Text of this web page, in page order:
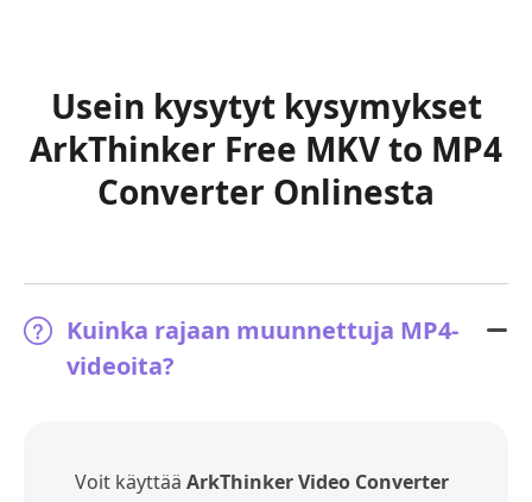
Usein kysytyt kysymykset
ArkThinker Free MKV to MP4
Converter Onlinesta
Kuinka rajaan muunnettuja MP4-
videoita?
Voit käyttää ArkThinker Video Converter